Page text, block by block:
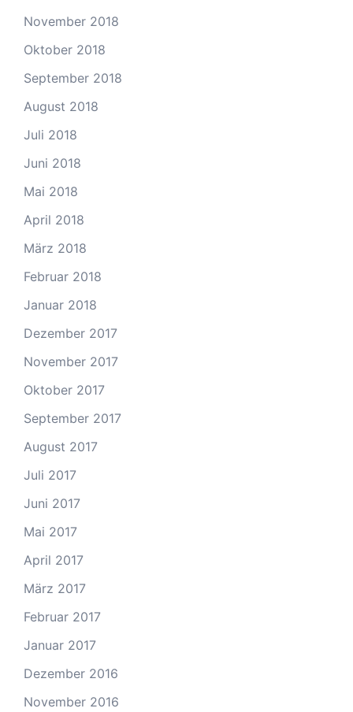
November 2018
Oktober 2018
September 2018
August 2018
Juli 2018
Juni 2018
Mai 2018
April 2018
März 2018
Februar 2018
Januar 2018
Dezember 2017
November 2017
Oktober 2017
September 2017
August 2017
Juli 2017
Juni 2017
Mai 2017
April 2017
März 2017
Februar 2017
Januar 2017
Dezember 2016
November 2016